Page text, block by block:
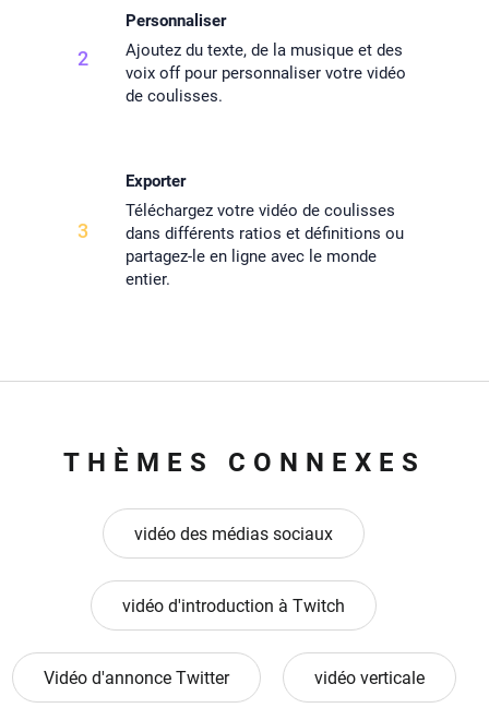
2
Personnaliser
Ajoutez du texte, de la musique et des
voix off pour personnaliser votre vidéo
de coulisses.
3
Exporter
Téléchargez votre vidéo de coulisses
dans différents ratios et définitions ou
partagez-le en ligne avec le monde
entier.
THÈMES CONNEXES
vidéo des médias sociaux
vidéo d'introduction à Twitch
Vidéo d'annonce Twitter vidéo verticale